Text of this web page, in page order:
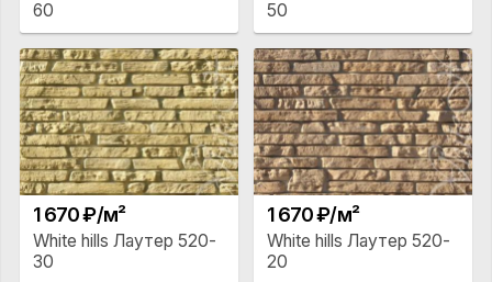
60
50
1 670 ₽/м²
White hills Лаутер 520-
30
1 670 ₽/м²
White hills Лаутер 520-
20